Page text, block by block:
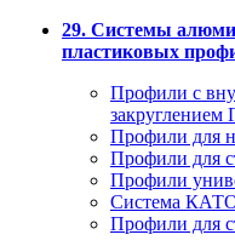
29. Системы
пластиковых
Профили с
Профили для
Профили для
Профили
Система
Профили для